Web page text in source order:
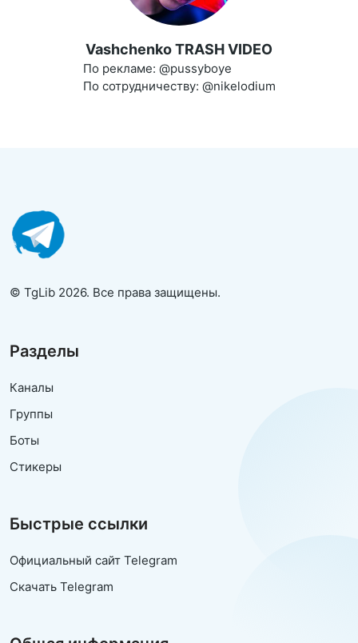
Vashchenko TRASH VIDEO
По рекламе: @pussyboye
По сотрудничеству: @nikelodium
© TgLib 2026. Все права защищены.
Разделы
Каналы
Группы
Боты
Стикеры
Быстрые ссылки
Официальный сайт Telegram
Скачать Telegram